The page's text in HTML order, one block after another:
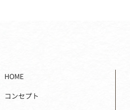
HOME
コンセプト